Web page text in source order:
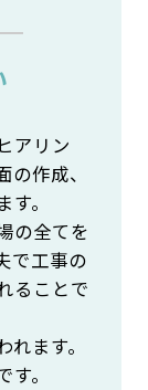
アリン
作成、
。
の全てを
で工事の
ることで
ます。
。